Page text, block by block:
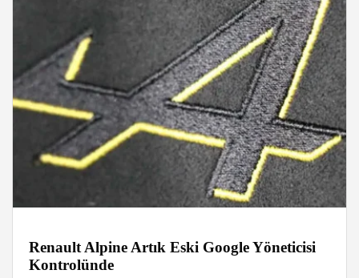
Renault Alpine Artık Eski Google Yöneticisi
Kontrolünde